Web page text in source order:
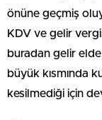
önüne geçmiş
KDV ve gelir
buradan gelir
büyük kısmında
kesilmediği için